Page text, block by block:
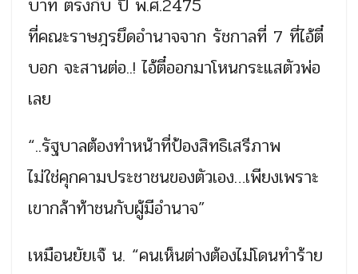
บาท ตรงกับ ปี พ.ศ.2475
ที่คณะราษฎรยึดอำนาจจาก รัชกาลที่ 7 ที่ไอ้ตี๋
บอก จะสานต่อ..! ไอ้ตี๋ออกมาโหนกระแสตัวพ่อ
เลย
“..รัฐบาลต้องทำหน้าที่ป้องสิทธิเสรีภาพ
ไม่ใช่คุกคามประชาชนของตัวเอง…เพียงเพราะ
เขากล้าท้าชนกับผู้มีอำนาจ”
เหมือนยัยเจ๊ น. “คนเห็นต่างต้องไม่โดนทำร้าย